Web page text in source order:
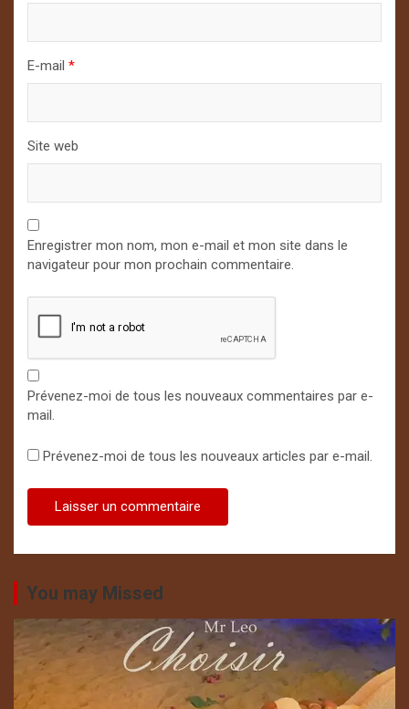
E-mail *
Site web
Enregistrer mon nom, mon e-mail et mon site dans le
navigateur pour mon prochain commentaire.
Prévenez-moi de tous les nouveaux commentaires par e-
mail.
Prévenez-moi de tous les nouveaux articles par e-mail.
You may Missed